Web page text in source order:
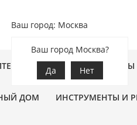
Ваш город: Москва
Ваш город Москва?
Да
Нет
ЗООТОВАРЫ ЦВЕТЫ
ДОМ ИНСТРУМЕНТЫ И